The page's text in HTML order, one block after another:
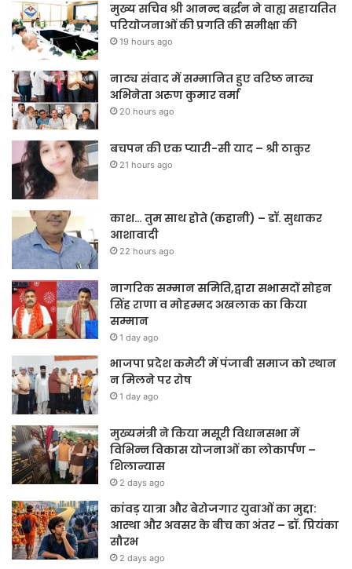
मुख्य सचिव श्री आनन्द बर्द्धन ने वाह्य सहायतित
परियोजनाओं की प्रगति की समीक्षा की
19 hours ago
नाट्य संवाद में सम्मानित हुए वरिष्ठ नाट्य
अभिनेता अरुण कुमार वर्मा
20 hours ago
बचपन की एक प्यारी-सी याद – श्री ठाकुर
21 hours ago
काश… तुम साथ होते (कहानी) – डॉ. सुधाकर
आशावादी
22 hours ago
नागरिक सम्मान समिति,द्वारा सभासदों सोहन
सिंह राणा व मोहम्मद अखलाक का किया
सम्मान
1 day ago
भाजपा प्रदेश कमेटी में पंजाबी समाज को स्थान
न मिलने पर रोष
1 day ago
मुख्यमंत्री ने किया मसूरी विधानसभा में
विभिन्न विकास योजनाओं का लोकार्पण –
शिलान्यास
2 days ago
कांवड़ यात्रा और बेरोजगार युवाओं का मुद्दा:
आस्था और अवसर के बीच का अंतर – डॉ. प्रियंका
सौरभ
2 days ago